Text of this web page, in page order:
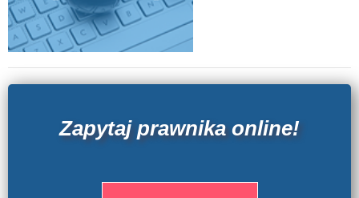
Zapytaj prawnika online!